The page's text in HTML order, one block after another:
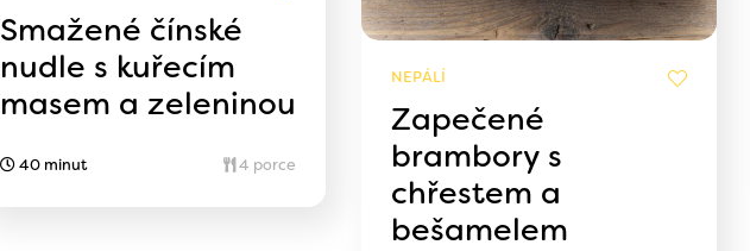
Smažené čínské
nudle s kuřecím
masem a zeleninou
40 minut 4 porce
NEPÁLÍ
Zapečené
brambory s
chřestem a
bešamelem